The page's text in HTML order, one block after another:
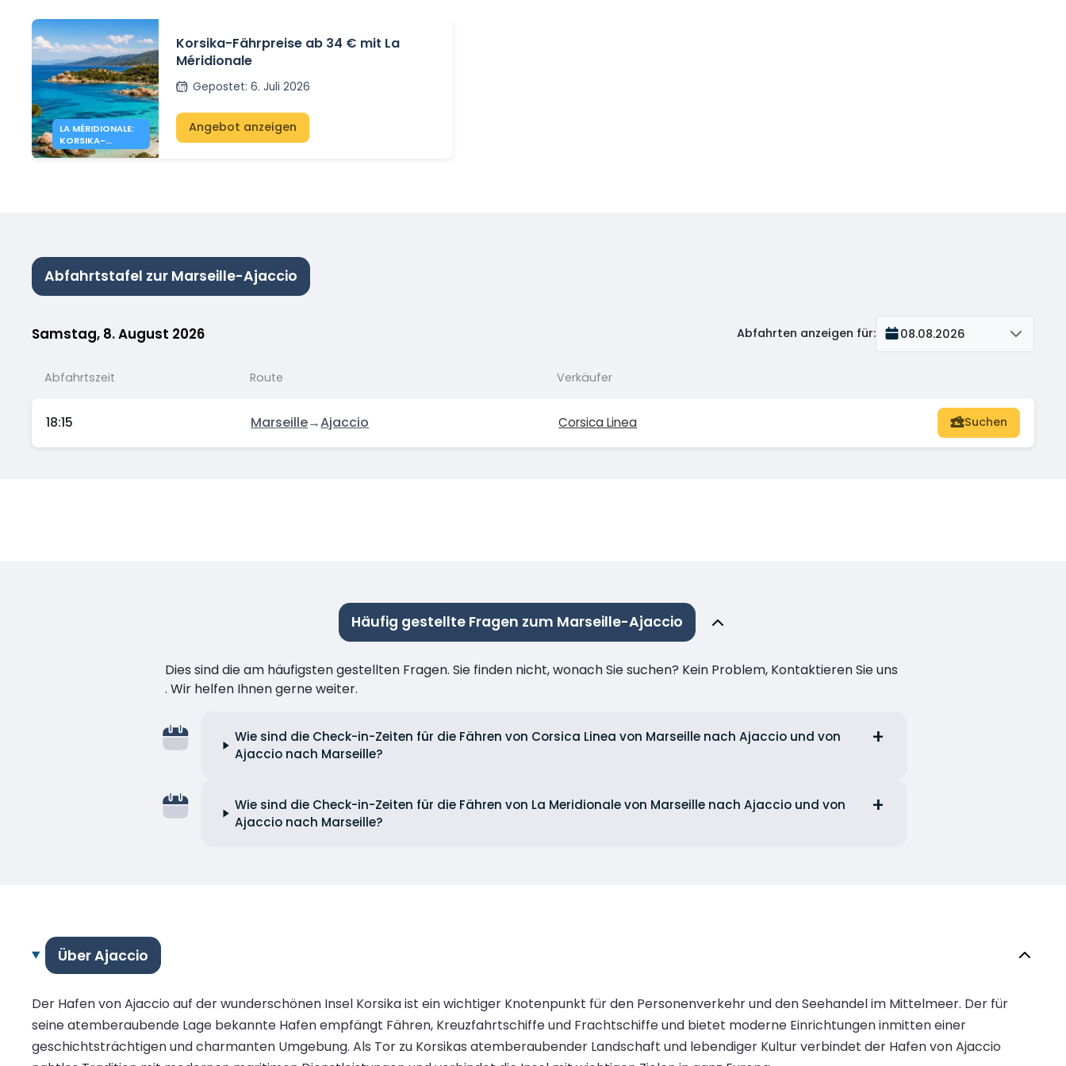
LA MÉRIDIONALE:
KORSIKA-
ANGEBOTE AB
Korsika-Fährpreise ab 34 € mit La
Méridionale
Gepostet: 6. Juli 2026
Angebot anzeigen
Abfahrtstafel zur Marseille-Ajaccio
Samstag, 8. August 2026 Abfahrten anzeigen für: 08.08.2026
Abfahrtszeit Route Verkäufer
18:15 Marseille→Ajaccio Corsica Linea Suchen
Häufig gestellte Fragen zum Marseille-Ajaccio
Dies sind die am häufigsten gestellten Fragen. Sie finden nicht, wonach Sie suchen? Kein Problem, Kontaktieren Sie uns
. Wir helfen Ihnen gerne weiter.
Wie sind die Check-in-Zeiten für die Fähren von Corsica Linea von Marseille nach Ajaccio und von
Ajaccio nach Marseille?
Wie sind die Check-in-Zeiten für die Fähren von La Meridionale von Marseille nach Ajaccio und von
Ajaccio nach Marseille?
Über Ajaccio
Der Hafen von Ajaccio auf der wunderschönen Insel Korsika ist ein wichtiger Knotenpunkt für den Personenverkehr und den Seehandel im Mittelmeer. Der für
seine atemberaubende Lage bekannte Hafen empfängt Fähren, Kreuzfahrtschiffe und Frachtschiffe und bietet moderne Einrichtungen inmitten einer
geschichtsträchtigen und charmanten Umgebung. Als Tor zu Korsikas atemberaubender Landschaft und lebendiger Kultur verbindet der Hafen von Ajaccio